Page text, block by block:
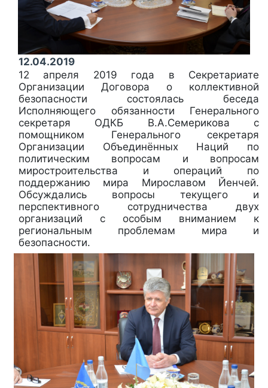
12.04.2019
12 апреля 2019 года в Секретариате
Организации Договора о коллективной
безопасности состоялась беседа
Исполняющего обязанности Генерального
секретаря ОДКБ В.А.Семерикова с
помощником Генерального секретаря
Организации Объединённых Наций по
политическим вопросам и вопросам
миростроительства и операций по
поддержанию мира Мирославом Йенчей.
Обсуждались вопросы текущего и
перспективного сотрудничества двух
организаций с особым вниманием к
региональным проблемам мира и
безопасности.